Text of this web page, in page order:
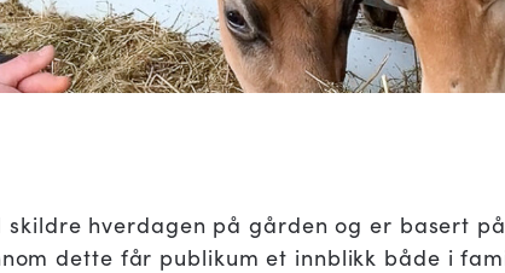
hverdagen på gården og er basert
dette får publikum et innblikk både i